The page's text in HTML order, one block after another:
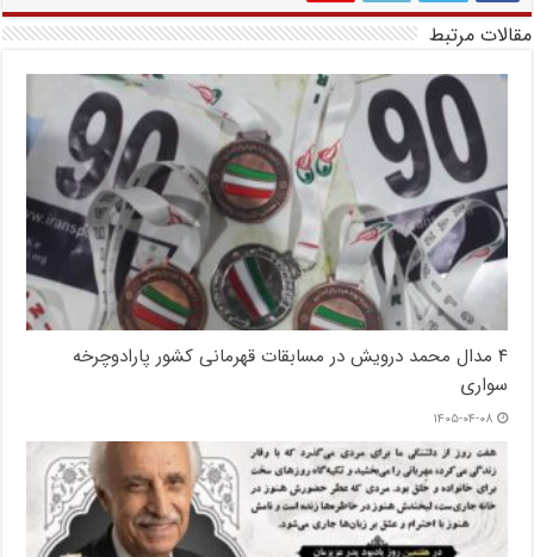
مقالات مرتبط
۴ مدال محمد درویش در مسابقات قهرمانی کشور پارادوچرخه
سواری
۱۴۰۵-۰۴-۰۸